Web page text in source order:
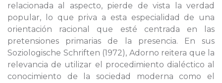
relacionada al aspecto, pierde de vista la verdad
popular, lo que priva a esta especialidad de una
orientación racional que esté centrada en las
pretensiones primarias de la presencia. En sus
Soziologische Schriften (1972), Adorno reitera que la
relevancia de utilizar el procedimiento dialéctico al
conocimiento de la sociedad moderna como el